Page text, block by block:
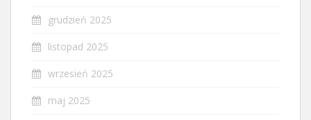
grudzień 2025
listopad 2025
wrzesień 2025
maj 2025